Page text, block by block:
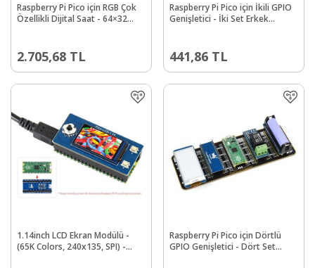
Raspberry Pi Pico için RGB Çok
Özellikli Dijital Saat - 64×32
2.705,68 TL
Raspberry Pi Pico için İkili GPIO
Genişletici - İki Set Erkek
441,86 TL
1.14inch LCD Ekran Modülü -
(65K Colors, 240x135, SPI) -
Raspberry Pi Pico için Dörtlü
GPIO Genişletici - Dört Set